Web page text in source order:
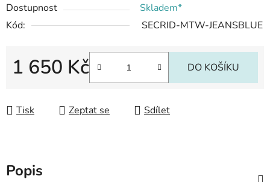
Dostupnost
Skladem*
Kód:
SECRID-MTW-JEANSBLUE
1 650 Kč DO KOŠÍKU
Tisk Zeptat se Sdílet
Popis